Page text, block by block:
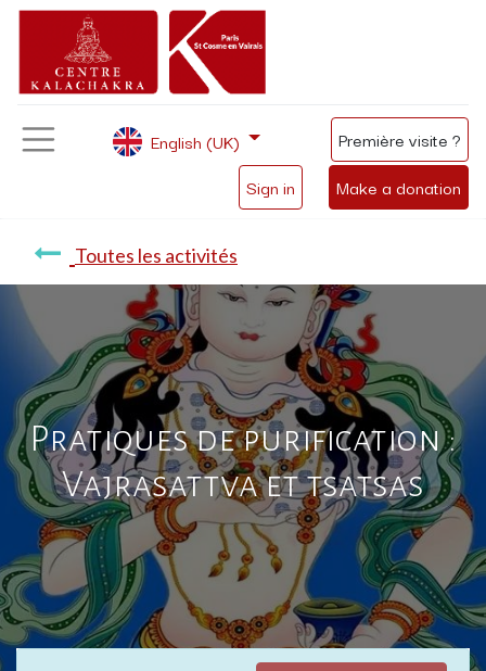
Sign in Make a donation
English (UK) Première visite ?
Toutes les activités
Pratiques de purification :
Vajrasattva et tsatsas